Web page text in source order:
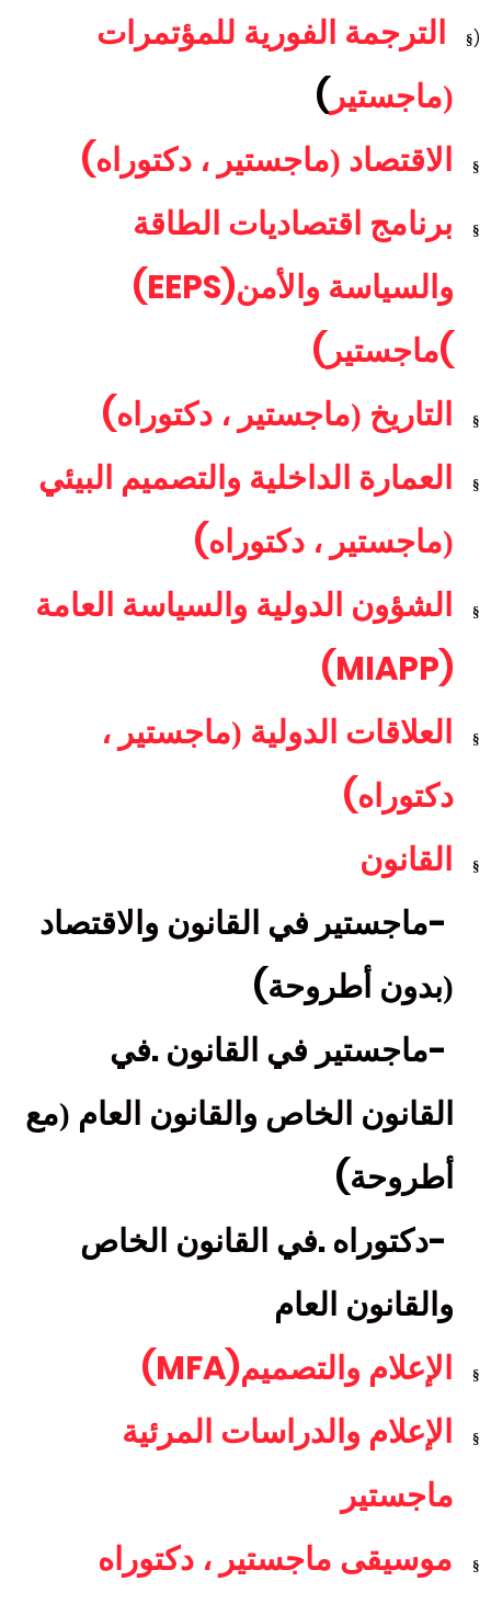
(
§
الترجمة الفورية للمؤتمرات
(ماجستير )
§ الاقتصاد (ماجستير ، دكتوراه(
§
برنامج اقتصاديات الطاقة
والسياسة والأمن(EEPS)
(ماجستير (
§ التاريخ (ماجستير ، دكتوراه(
§
العمارة الداخلية والتصميم البيئي
(ماجستير ، دكتوراه(
§ الشؤون الدولية والسياسة العامة
(MIAPP)
§
العلاقات الدولية (ماجستير ،
دكتوراه(
§ القانون
-ماجستير في القانون والاقتصاد
(بدون أطروحة(
-ماجستير في القانون .في
القانون الخاص والقانون العام (مع
أطروحة(
-دكتوراه .في القانون الخاص
والقانون العام
§ الإعلام والتصميم(MFA)
§
الإعلام والدراسات المرئية
ماجستير
§ موسيقى ماجستير ، دكتوراه